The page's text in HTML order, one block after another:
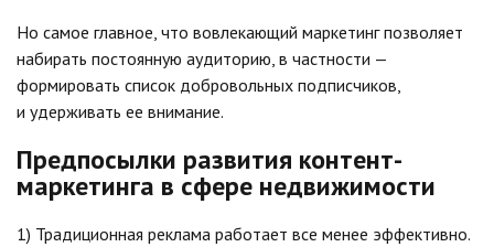
Но самое главное, что вовлекающий маркетинг позволяет
набирать постоянную аудиторию, в частности —
формировать список добровольных подписчиков,
и удерживать ее внимание.
Предпосылки развития контент-
маркетинга в сфере недвижимости
1) Традиционная реклама работает все менее эффективно.